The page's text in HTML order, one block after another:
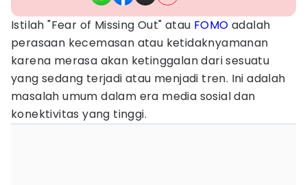
Istilah "Fear of Missing Out" atau FOMO adalah
perasaan kecemasan atau ketidaknyamanan
karena merasa akan ketinggalan dari sesuatu
yang sedang terjadi atau menjadi tren. Ini adalah
masalah umum dalam era media sosial dan
konektivitas yang tinggi.